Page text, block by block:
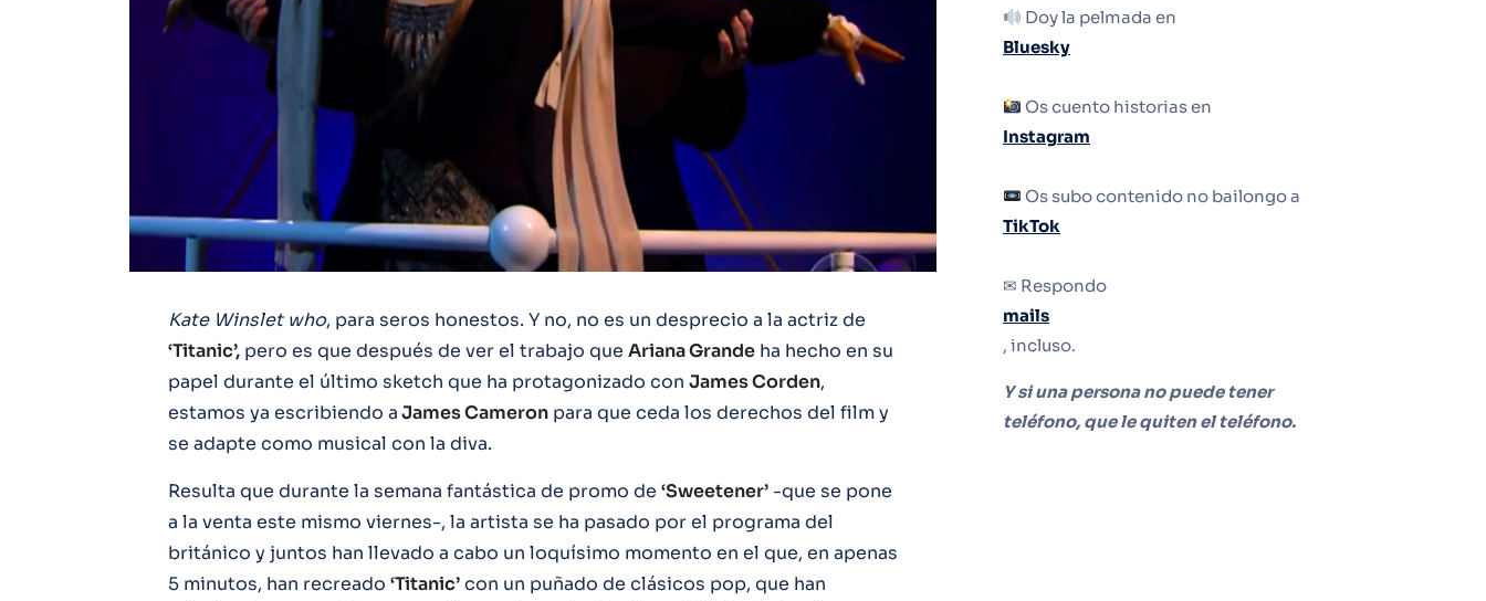
Kate Winslet who, para seros honestos. Y no, no es un desprecio a la actriz de
‘Titanic’, pero es que después de ver el trabajo que Ariana Grande ha hecho en su
papel durante el último sketch que ha protagonizado con James Corden,
estamos ya escribiendo aJames Cameron para que ceda los derechos del film y
se adapte como musical con la diva.
Resulta que durante la semana fantástica de promo de ‘Sweetener’ -que se pone
a la venta este mismo viernes-, la artista se ha pasado por el programa del
británico y juntos han llevado a cabo un loquísimo momento en el que, en apenas
5 minutos, han recreado ‘Titanic’con un puñado de clásicos pop, que han
Doy la pelmada en
Bluesky
Os cuento historias en
Instagram
Os subo contenido no bailongo a
TikTok
✉ Respondo
mails
, incluso.
Y si una persona no puede tener
teléfono, que le quiten el teléfono.